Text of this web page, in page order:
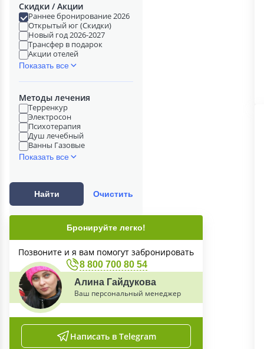
Скидки / Акции
Раннее бронирование 2026
Открытый юг (Скидки)
Новый год 2026-2027
Трансфер в подарок
Акции отелей
Показать все
Методы лечения
Терренкур
Электросон
Психотерапия
Душ лечебный
Ванны Газовые
Показать все
Найти Очистить
Бронируйте легко!
Позвоните и я вам помогут забронировать
8 800 700 80 54
Алина Гайдукова
Ваш персональный менеджер
Написать в Telegram